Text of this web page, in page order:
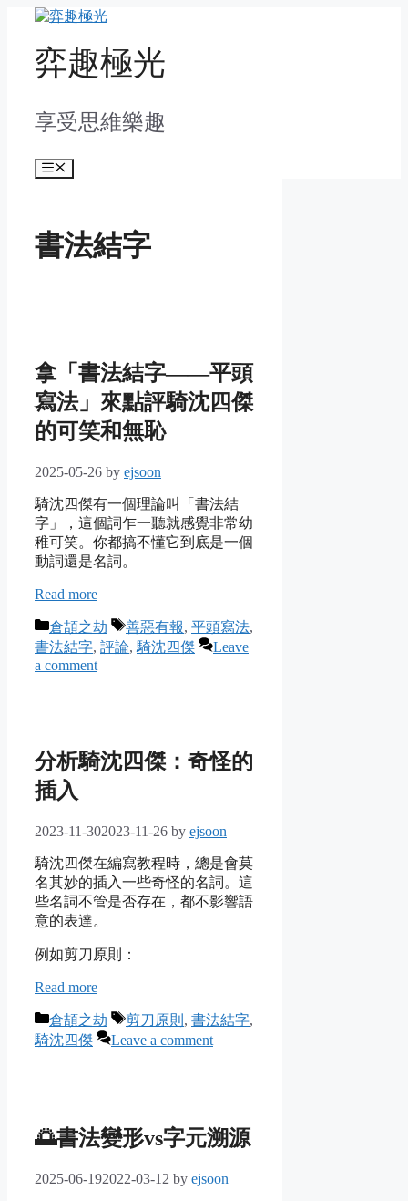
content弈趣極光
享受思維樂趣
Menu
書法結字
拿「書法結字——平頭
寫法」來點評騎沈四傑
的可笑和無恥
2025-05-26 by ejsoon
騎沈四傑有一個理論叫「書法結
字」，這個詞乍一聽就感覺非常幼
稚可笑。你都搞不懂它到底是一個
動詞還是名詞。
Read more
Categories
倉頡之劫 Tags
善惡有報, 平頭寫法,
書法結字, 評論, 騎沈四傑
Leave
a comment
分析騎沈四傑：奇怪的
插入
2023-11-302023-11-26 by ejsoon
騎沈四傑在編寫教程時，總是會莫
名其妙的插入一些奇怪的名詞。這
些名詞不管是否存在，都不影響語
意的表達。
例如剪刀原則：
Read more
Categories
倉頡之劫 Tags
剪刀原則 , 書法結字,
騎沈四傑
Leave a comment
🌅書法變形vs字元溯源
2025-06-192022-03-12 by ejsoon